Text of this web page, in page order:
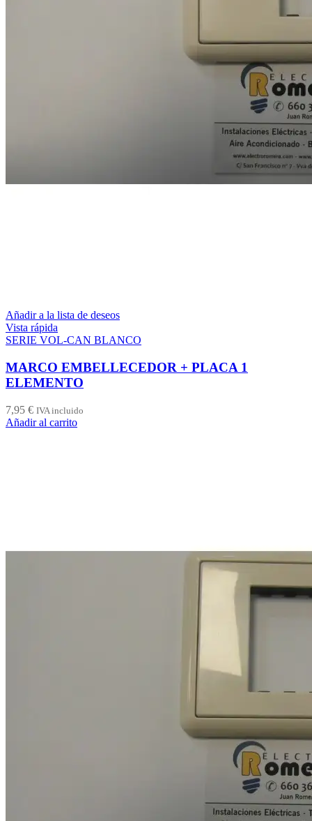
Añadir a la lista de deseos
Vista rápida
SERIE VOL-CAN BLANCO
MARCO EMBELLECEDOR + PLACA 1
ELEMENTO
7,95 € IVA incluido
Añadir al carrito